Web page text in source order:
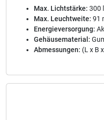
Max. Lichtstärke: 300
Max. Leuchtweite: 91
Energieversorgung:
Gehäusematerial:
Abmessungen: (L x B